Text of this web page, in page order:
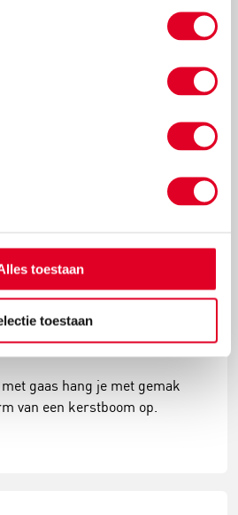
toestaan
toestaan
tot deze mooie
met ballen
gaas hang je met gemak
van een kerstboom op.